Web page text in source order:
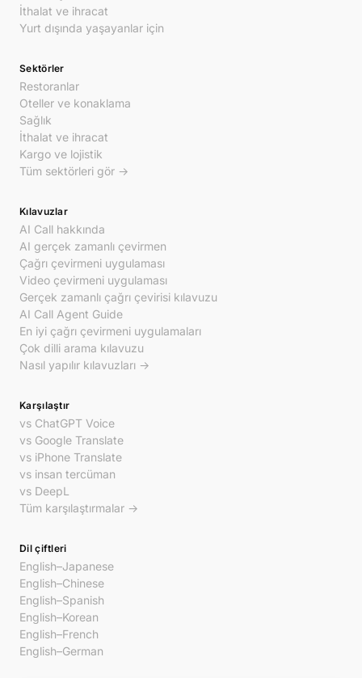
İthalat ve ihracat
Yurt dışında yaşayanlar için
Sektörler
Restoranlar
Oteller ve konaklama
Sağlık
İthalat ve ihracat
Kargo ve lojistik
Tüm sektörleri gör →
Kılavuzlar
AI Call hakkında
AI gerçek zamanlı çevirmen
Çağrı çevirmeni uygulaması
Video çevirmeni uygulaması
Gerçek zamanlı çağrı çevirisi kılavuzu
AI Call Agent Guide
En iyi çağrı çevirmeni uygulamaları
Çok dilli arama kılavuzu
Nasıl yapılır kılavuzları →
Karşılaştır
vs ChatGPT Voice
vs Google Translate
vs iPhone Translate
vs insan tercüman
vs DeepL
Tüm karşılaştırmalar →
Dil çiftleri
English–Japanese
English–Chinese
English–Spanish
English–Korean
English–French
English–German